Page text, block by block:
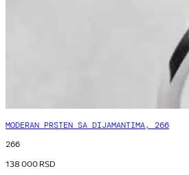
MODERAN PRSTEN SA DIJAMANTIMA, 266
266
138 000RSD